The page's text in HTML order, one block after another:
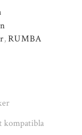
,RUMBA
kompatibla